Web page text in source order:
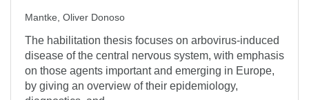
Mantke, Oliver Donoso
The habilitation thesis focuses on arbovirus-induced
disease of the central nervous system, with emphasis
on those agents important and emerging in Europe,
by giving an overview of their epidemiology,